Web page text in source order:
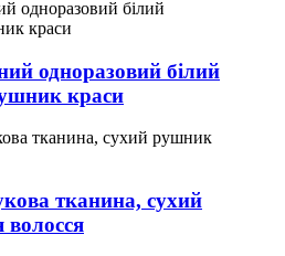
одноразовий білий
краси
тканина, сухий